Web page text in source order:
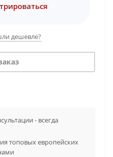
дешевле?
- всегда
топовых европейских